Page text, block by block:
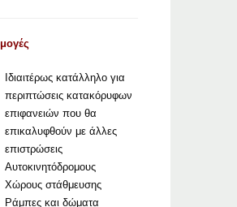
Ιδιαιτέρως κατάλληλο για
περιπτώσεις κατακόρυφων
επιφανειών που θα
επικαλυφθούν με άλλες
επιστρώσεις
Αυτοκινητόδρομους
Χώρους στάθμευσης
Ράμπες και δώματα